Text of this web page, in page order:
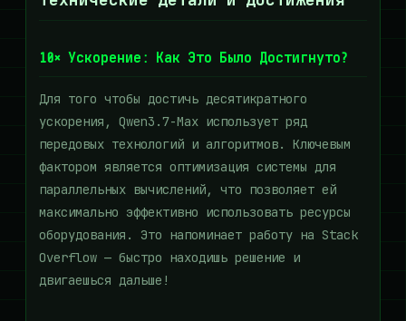
10× Ускорение: Как Это Было Достигнуто?
Для того чтобы достичь десятикратного
ускорения, Qwen3.7-Max использует ряд
передовых технологий и алгоритмов. Ключевым
фактором является оптимизация системы для
параллельных вычислений, что позволяет ей
максимально эффективно использовать ресурсы
оборудования. Это напоминает работу на Stack
Overflow — быстро находишь решение и
двигаешься дальше!